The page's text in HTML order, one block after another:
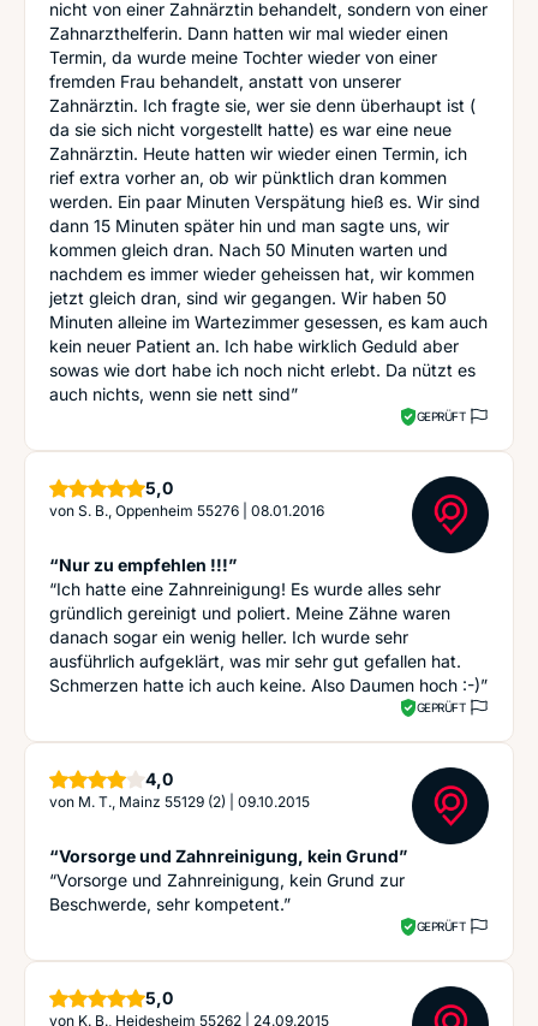
nicht von einer Zahnärztin behandelt, sondern von einer
Zahnarzthelferin. Dann hatten wir mal wieder einen
Termin, da wurde meine Tochter wieder von einer
fremden Frau behandelt, anstatt von unserer
Zahnärztin. Ich fragte sie, wer sie denn überhaupt ist (
da sie sich nicht vorgestellt hatte) es war eine neue
Zahnärztin. Heute hatten wir wieder einen Termin, ich
rief extra vorher an, ob wir pünktlich dran kommen
werden. Ein paar Minuten Verspätung hieß es. Wir sind
dann 15 Minuten später hin und man sagte uns, wir
kommen gleich dran. Nach 50 Minuten warten und
nachdem es immer wieder geheissen hat, wir kommen
jetzt gleich dran, sind wir gegangen. Wir haben 50
Minuten alleine im Wartezimmer gesessen, es kam auch
kein neuer Patient an. Ich habe wirklich Geduld aber
sowas wie dort habe ich noch nicht erlebt. Da nützt es
auch nichts, wenn sie nett sind”
GEPRÜFT
5,0Sterne
von S. B., Oppenheim 55276 08.01.2016
“Nur zu empfehlen !!!”
“Ich hatte eine Zahnreinigung! Es wurde alles sehr
gründlich gereinigt und poliert. Meine Zähne waren
danach sogar ein wenig heller. Ich wurde sehr
ausführlich aufgeklärt, was mir sehr gut gefallen hat.
Schmerzen hatte ich auch keine. Also Daumen hoch :-)”
GEPRÜFT
4,0Sterne
von M. T., Mainz 55129 (2) 09.10.2015
“Vorsorge und Zahnreinigung, kein Grund”
“Vorsorge und Zahnreinigung, kein Grund zur
Beschwerde, sehr kompetent.”
GEPRÜFT
5,0Sterne
von K. B., Heidesheim 55262 24.09.2015